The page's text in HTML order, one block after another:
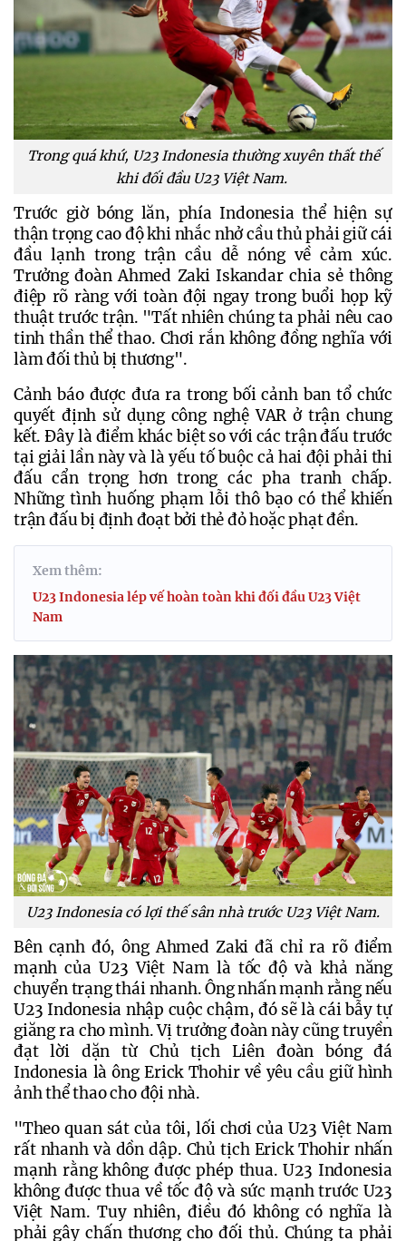
Trong quá khứ, U23 Indonesia thường xuyên thất thế
khi đối đầu U23 Việt Nam.
Trước giờ bóng lăn, phía Indonesia thể hiện sự
thận trọng cao độ khi nhắc nhở cầu thủ phải giữ cái
đầu lạnh trong trận cầu dễ nóng về cảm xúc.
Trưởng đoàn Ahmed Zaki Iskandar chia sẻ thông
điệp rõ ràng với toàn đội ngay trong buổi họp kỹ
thuật trước trận. "Tất nhiên chúng ta phải nêu cao
tinh thần thể thao. Chơi rắn không đồng nghĩa với
làm đối thủ bị thương".
Cảnh báo được đưa ra trong bối cảnh ban tổ chức
quyết định sử dụng công nghệ VAR ở trận chung
kết. Đây là điểm khác biệt so với các trận đấu trước
tại giải lần này và là yếu tố buộc cả hai đội phải thi
đấu cẩn trọng hơn trong các pha tranh chấp.
Những tình huống phạm lỗi thô bạo có thể khiến
trận đấu bị định đoạt bởi thẻ đỏ hoặc phạt đền.
Xem thêm:
U23 Indonesia lép vế hoàn toàn khi đối đầu U23 Việt
Nam
U23 Indonesia có lợi thế sân nhà trước U23 Việt Nam.
Bên cạnh đó, ông Ahmed Zaki đã chỉ ra rõ điểm
mạnh của U23 Việt Nam là tốc độ và khả năng
chuyển trạng thái nhanh. Ông nhấn mạnh rằng nếu
U23 Indonesia nhập cuộc chậm, đó sẽ là cái bẫy tự
giăng ra cho mình. Vị trưởng đoàn này cũng truyền
đạt lời dặn từ Chủ tịch Liên đoàn bóng đá
Indonesia là ông Erick Thohir về yêu cầu giữ hình
ảnh thể thao cho đội nhà.
"Theo quan sát của tôi, lối chơi của U23 Việt Nam
rất nhanh và dồn dập. Chủ tịch Erick Thohir nhấn
mạnh rằng không được phép thua. U23 Indonesia
không được thua về tốc độ và sức mạnh trước U23
Việt Nam. Tuy nhiên, điều đó không có nghĩa là
phải gây chấn thương cho đối thủ. Chúng ta phải